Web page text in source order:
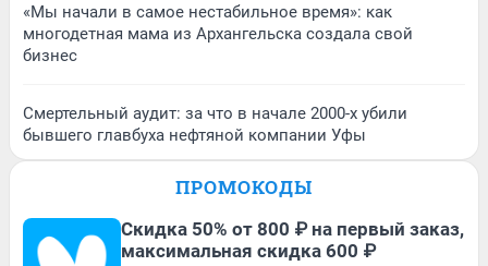
«Мы начали в самое нестабильное время»: как
многодетная мама из Архангельска создала свой
бизнес
Смертельный аудит: за что в начале 2000-х убили
бывшего главбуха нефтяной компании Уфы
ПРОМОКОДЫ
Скидка 50% от 800 ₽ на первый заказ,
максимальная скидка 600 ₽